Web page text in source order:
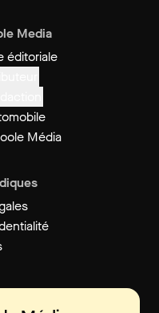
Media
éditoriale
Média